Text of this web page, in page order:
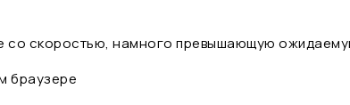
со скоростью, намного превышающую
браузере